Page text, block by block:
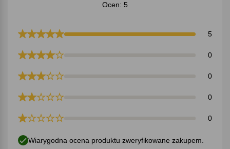
Ocen: 5
5
0
0
0
0
Wiarygodna ocena produktu zweryfikowane zakupem.